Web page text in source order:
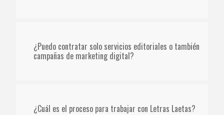
¿Puedo contratar solo servicios editoriales o también
campañas de marketing digital?
¿Cuál es el proceso para trabajar con Letras Laetas?